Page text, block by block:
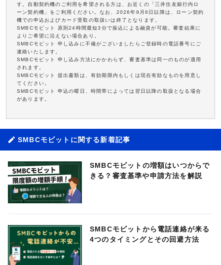
す。自動契約機のご利用を希望される方は、お近くの「三井住友銀行内ロ
ーン契約機」をご利用ください。なお、2026年9月6日以降は、ローン契約
機での申込およびカード受取の取扱いは終了となります。
SMBCモビット 原則24時間最短3分で振込による融資が可能。審査結果に
よりご希望に沿えない場合あり。
SMBCモビット 申し込みに不備がございましたらご登録時の電話番号にご
連絡いたします。
SMBCモビット 申し込み方法にかかわらず、審査基準は同一のものが適用
されます。
SMBCモビット 提出書類は、有効期限内もしくは現在有効なものを用意し
てください。
SMBCモビット 申込の曜日、時間帯によっては翌日以降の取扱となる場合
があります。
SMBCモビットに関する新着記事
SMBCモビットの増額はいつからで
きる？審査基準や申請方法を解説
SMBCモビットから電話連絡が来る
4つのタイミングとその回避方法